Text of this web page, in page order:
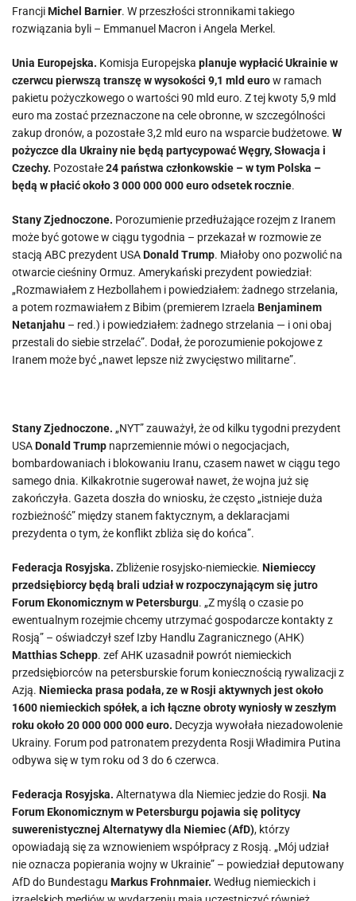
FrancjiMichel Barnier. W przeszłości stronnikami takiego
rozwiązania byli – Emmanuel Macron i Angela Merkel.
Unia Europejska. Komisja Europejska planuje wypłacić Ukrainie w
czerwcu pierwszą transzę w wysokości 9,1 mld eurow ramach
pakietu pożyczkowego o wartości 90 mld euro. Z tej kwoty 5,9 mld
euro ma zostać przeznaczone na cele obronne, w szczególności
zakup dronów, a pozostałe 3,2 mld euro na wsparcie budżetowe. W
pożyczce dla Ukrainy nie będą partycypować Węgry, Słowacja i
Czechy. Pozostałe24 państwa członkowskie – w tym Polska –
będą w płacić około 3 000 000 000 euro odsetek rocznie.
Stany Zjednoczone. Porozumienie przedłużające rozejm z Iranem
może być gotowe w ciągu tygodnia – przekazał w rozmowie ze
stacją ABC prezydent USADonald Trump. Miałoby ono pozwolić na
otwarcie cieśniny Ormuz. Amerykański prezydent powiedział:
„Rozmawiałem z Hezbollahem i powiedziałem: żadnego strzelania,
a potem rozmawiałem z Bibim (premierem Izraela Benjaminem
Netanjahu – red.) i powiedziałem: żadnego strzelania — i oni obaj
przestali do siebie strzelać”. Dodał, że porozumienie pokojowe z
Iranem może być „nawet lepsze niż zwycięstwo militarne”.
Stany Zjednoczone. „NYT” zauważył, że od kilku tygodni prezydent
USADonald Trump naprzemiennie mówi o negocjacjach,
bombardowaniach i blokowaniu Iranu, czasem nawet w ciągu tego
samego dnia. Kilkakrotnie sugerował nawet, że wojna już się
zakończyła. Gazeta doszła do wniosku, że często „istnieje duża
rozbieżność” między stanem faktycznym, a deklaracjami
prezydenta o tym, że konflikt zbliża się do końca”.
Federacja Rosyjska. Zbliżenie rosyjsko-niemieckie. Niemieccy
przedsiębiorcy będą brali udział w rozpoczynającym się jutro
Forum Ekonomicznym w Petersburgu. „Z myślą o czasie po
ewentualnym rozejmie chcemy utrzymać gospodarcze kontakty z
Rosją” – oświadczył szef Izby Handlu Zagranicznego (AHK)
Matthias Schepp. zef AHK uzasadnił powrót niemieckich
przedsiębiorców na petersburskie forum koniecznością rywalizacji z
Azją. Niemiecka prasa podała, ze w Rosji aktywnych jest około
1600 niemieckich spółek, a ich łączne obroty wyniosły w zeszłym
roku około 20 000 000 000 euro. Decyzja wywołała niezadowolenie
Ukrainy. Forum pod patronatem prezydenta Rosji Władimira Putina
odbywa się w tym roku od 3 do 6 czerwca.
Federacja Rosyjska. Alternatywa dla Niemiec jedzie do Rosji. Na
Forum Ekonomicznym w Petersburgu pojawia się politycy
suwerenistycznej Alternatywy dla Niemiec (AfD), którzy
opowiadają się za wznowieniem współpracy z Rosją. „Mój udział
nie oznacza popierania wojny w Ukrainie” – powiedział deputowany
AfD do Bundestagu Markus Frohnmaier. Według niemieckich i